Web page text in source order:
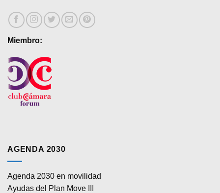
la
página
producto
Miembro:
AGENDA 2030
Agenda 2030 en movilidad
Ayudas del Plan Move III